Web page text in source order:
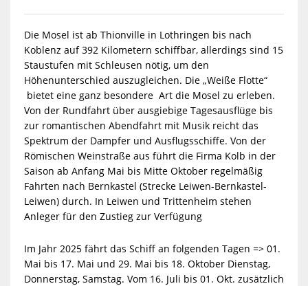
Die Mosel ist ab Thionville in Lothringen bis nach
Koblenz auf 392 Kilometern schiffbar, allerdings sind 15
Staustufen mit Schleusen nötig, um den
Höhenunterschied auszugleichen. Die „Weiße Flotte“
bietet eine ganz besondere Art die Mosel zu erleben.
Von der Rundfahrt über ausgiebige Tagesausflüge bis
zur romantischen Abendfahrt mit Musik reicht das
Spektrum der Dampfer und Ausflugsschiffe. Von der
Römischen Weinstraße aus führt die Firma Kolb in der
Saison ab Anfang Mai bis Mitte Oktober regelmäßig
Fahrten nach Bernkastel (Strecke Leiwen-Bernkastel-
Leiwen) durch. In Leiwen und Trittenheim stehen
Anleger für den Zustieg zur Verfügung
Im Jahr 2025 fährt das Schiff an folgenden Tagen => 01.
Mai bis 17. Mai und 29. Mai bis 18. Oktober Dienstag,
Donnerstag, Samstag. Vom 16. Juli bis 01. Okt. zusätzlich